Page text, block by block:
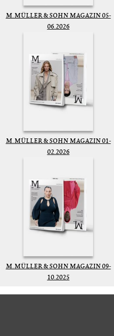
M. MÜLLER & SOHN MAGAZIN 05-
06.2026
M. MÜLLER & SOHN MAGAZIN 01-
02.2026
M. MÜLLER & SOHN MAGAZIN 09-
10.2025